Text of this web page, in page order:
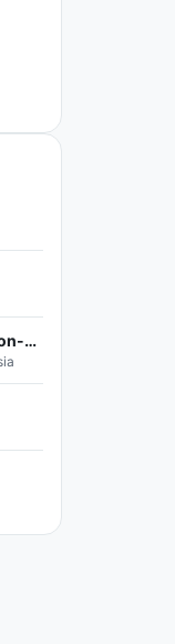
MMKI Talent Pool (Engineering & Non-Engineering)